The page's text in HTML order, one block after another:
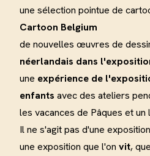
une sélection pointue de
Cartoon Belgium
de nouvelles œuvres de
néerlandais dans
une expérience de
enfants avec des ateliers
les vacances de Pâques et
Il ne s'agit pas d'une
une exposition que l'on vit,